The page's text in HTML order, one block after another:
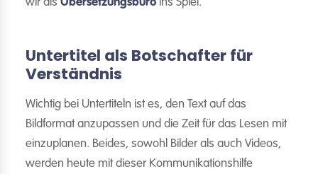
wir als Übersetzungsbüro ins Spiel.
Untertitel als Botschafter für
Verständnis
Wichtig bei Untertiteln ist es, den Text auf das
Bildformat anzupassen und die Zeit für das Lesen mit
einzuplanen. Beides, sowohl Bilder als auch Videos,
werden heute mit dieser Kommunikationshilfe